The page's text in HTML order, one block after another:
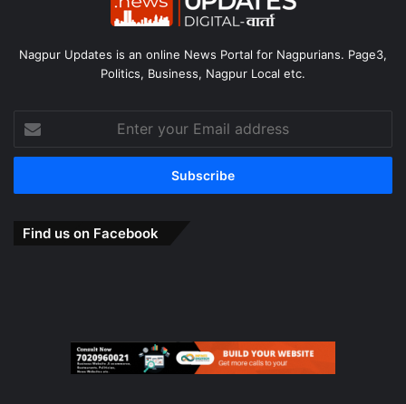
Nagpur Updates is an online News Portal for Nagpurians. Page3,
Politics, Business, Nagpur Local etc.
your
Email
Find us on Facebook